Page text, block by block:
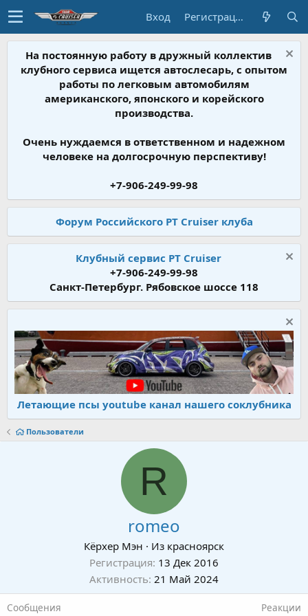
Вход Регистрация
На постоянную работу в дружный коллектив
клубного сервиса ищется автослесарь, с опытом
работы по легковым автомобилям
американского, японского и корейского
производства.
Очень нуждаемся в ответственном и надежном
человеке на долгосрочную перспективу!
+7-906-249-99-98
Форум Российского PT Cruiser клуба
Клубный сервис PT Cruiser
+7-906-249-99-98
Санкт-Петербург. Рябовское шоссе 118
Летающие псы youtube канал нашего соклубника
Пользователи
R
romeo
Кёрхер Мэн · Из красноярск
Регистрация 13 Дек 2016
Активность 21 Май 2024
Сообщения Реакции